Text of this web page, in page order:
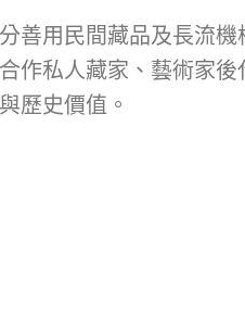
善用民間藏品及長流機
作私人藏家、藝術家後
歷史價值。